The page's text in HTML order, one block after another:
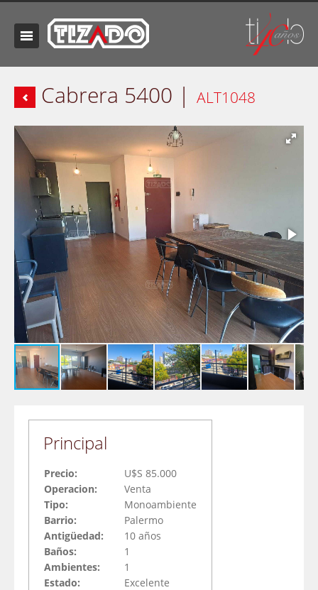
Cabrera 5400 | ALT1048
Principal
Precio:
U$S 85.000
Operacion:
Venta
Tipo:
Monoambiente
Barrio:
Palermo
Antigüedad:
10 años
Baños:
1
Ambientes:
1
Estado:
Excelente